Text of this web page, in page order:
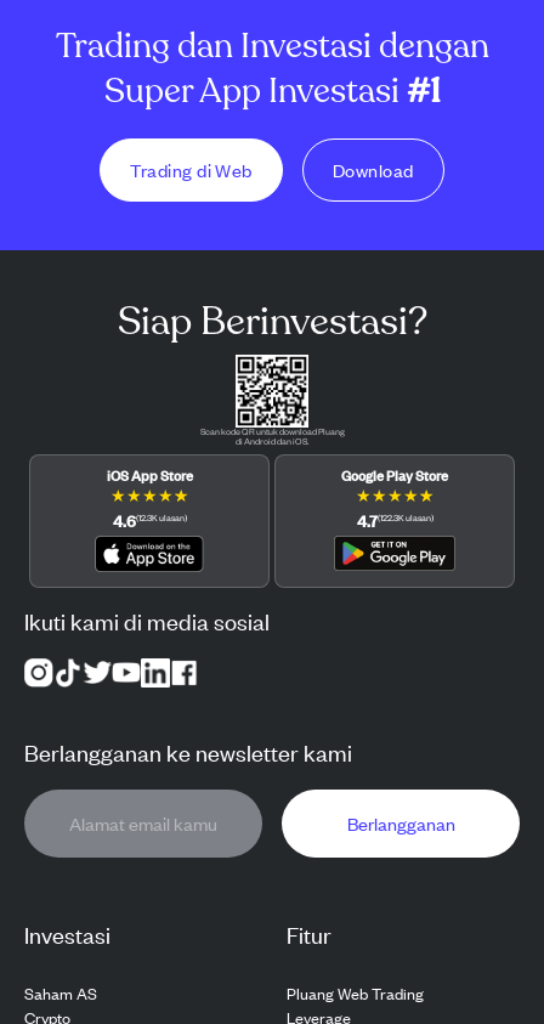
Trading dan Investasi dengan
Super App Investasi#1
Trading di Web Download
Investasi
Saham AS
Crypto
Fitur
Pluang Web Trading
Leverage
Siap Berinvestasi?
Scan kode QR untuk download Pluang
di Android dan iOS.
iOS App Store
★★★★★
4.6(12.3Kulasan)
Google Play Store
★★★★★
4.7(122.3Kulasan)
Ikuti kami di media sosial
Berlangganan ke newsletter kami
Berlangganan